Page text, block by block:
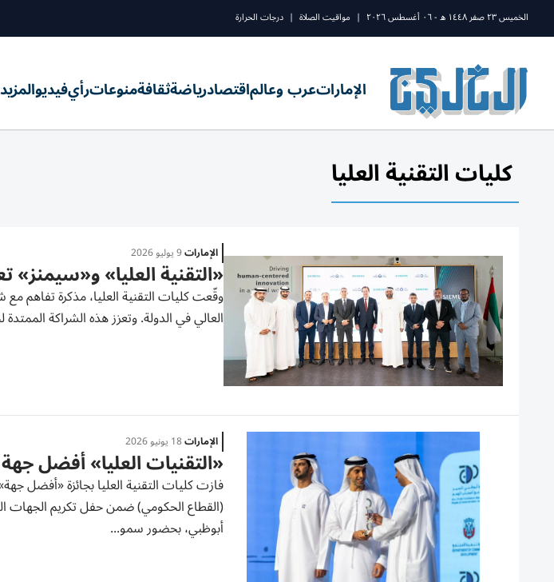
الخميس ٢٣ صفر ١٤٤٨ ه - ٠٦ أغسطس ٢٠٢٦ | مواقيت الصلاة | درجات الحرارة
الإماراتعرب وعالماقتصادرياضةثقافةمنوعاترأيفيديوالمزيد
كليات التقنية العليا
الإمارات9 يوليو 2026
«التقنية العليا» و«سيمنز»
وقّعت كليات التقنية العليا، مذكرة تفاهم مع
العالي في الدولة. وتعزز هذه الشراكة
الإمارات18 يونيو 2026
«التقنيات العليا» أفضل
فازت كليات التقنية العليا بجائزة «أفضل
(القطاع الحكومي) ضمن حفل تكريم الجهات
أبوظبي، بحضور سمو...